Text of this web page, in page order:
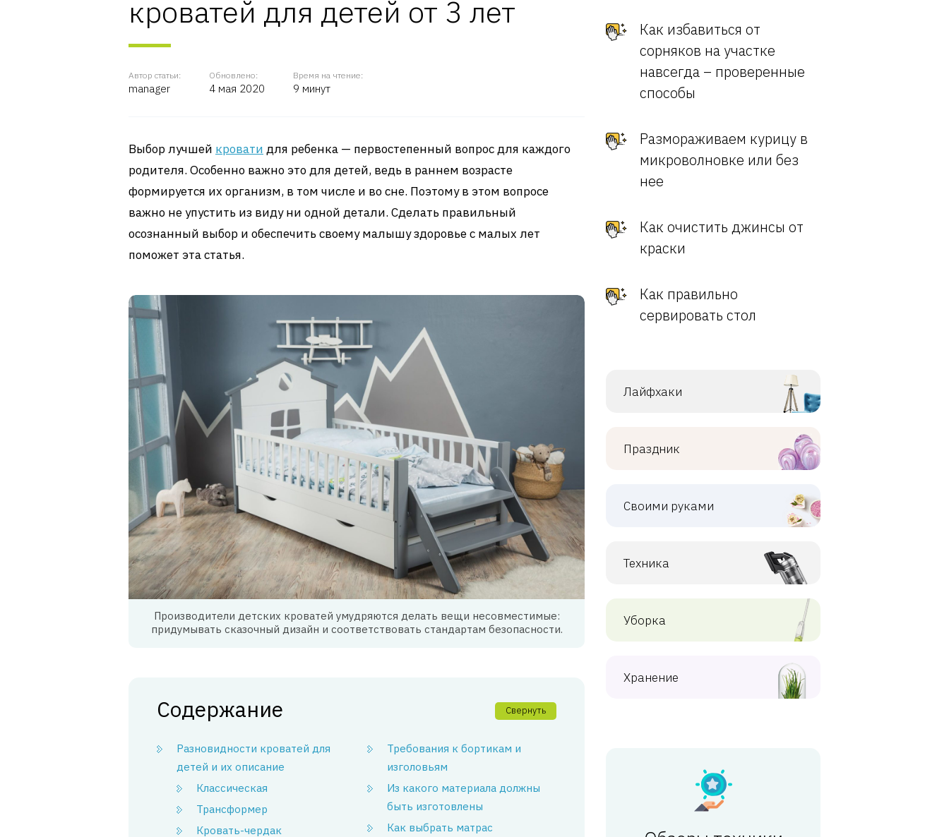
кроватей для детей от 3 лет
Автор статьи:
manager
Обновлено:
4 мая 2020
Время на чтение:
9 минут
Выбор лучшей кровати для ребенка — первостепенный вопрос для каждого
родителя. Особенно важно это для детей, ведь в раннем возрасте
формируется их организм, в том числе и во сне. Поэтому в этом вопросе
важно не упустить из виду ни одной детали. Сделать правильный
осознанный выбор и обеспечить своему малышу здоровье с малых лет
поможет эта статья.
Производители детских кроватей умудряются делать вещи несовместимые:
придумывать сказочный дизайн и соответствовать стандартам безопасности.
Содержание Свернуть
Разновидности кроватей для
детей и их описание
Классическая
Трансформер
Кровать-чердак
Требования к бортикам и
изголовьям
Из какого материала должны
быть изготовлены
Как выбрать матрас
Как избавиться от
сорняков на участке
навсегда – проверенные
способы
Размораживаем курицу в
микроволновке или без
нее
Как очистить джинсы от
краски
Как правильно
сервировать стол
Лайфхаки
Праздник
Своими руками
Техника
Уборка
Хранение